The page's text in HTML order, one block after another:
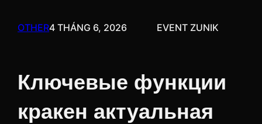
OTHER4 THÁNG 6, 2026 EVENT ZUNIK
Ключевые функции
кракен актуальная